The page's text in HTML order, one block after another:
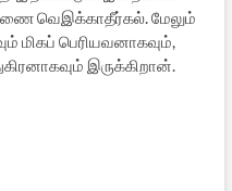
வெஇக்காதீர்கல். மேலும்
பெரியவனாகவும்,
இருக்கிறான்.